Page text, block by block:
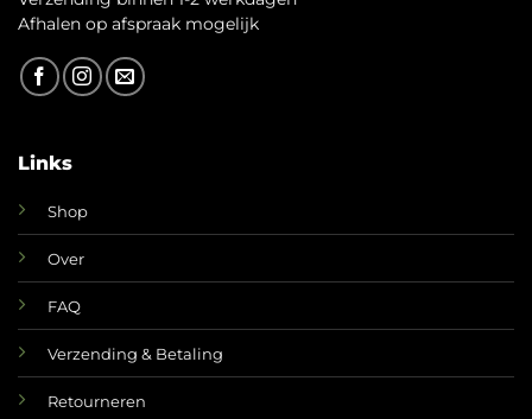
Afhalen op afspraak mogelijk
Links
Shop
Over
FAQ
Verzending & Betaling
Retourneren